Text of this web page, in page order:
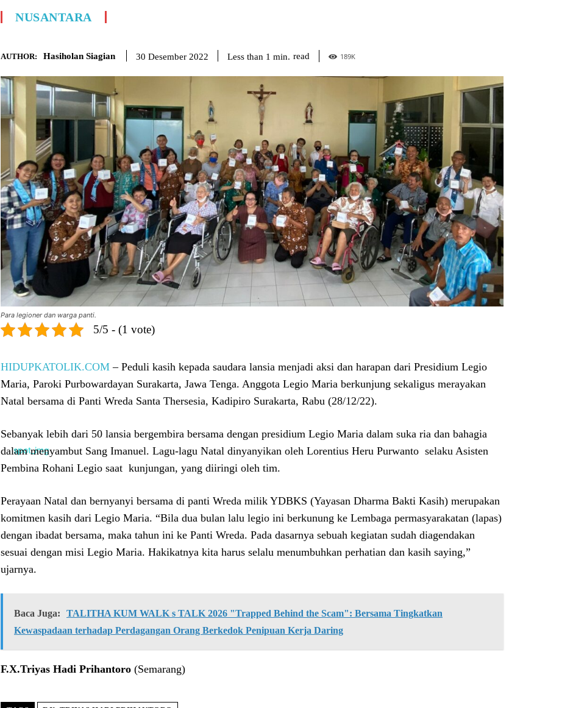
NUSANTARA
AUTHOR: Hasiholan Siagian 30 Desember 2022 Less than 1 min. read 189K
Para legioner dan warga panti.
5/5 - (1 vote)
HIDUPKATOLIK.COM – Peduli kasih kepada saudara lansia menjadi aksi dan harapan dari Presidium Legio
Maria, Paroki Purbowardayan Surakarta, Jawa Tenga. Anggota Legio Maria berkunjung sekaligus merayakan
Natal bersama di Panti Wreda Santa Thersesia, Kadipiro Surakarta, Rabu (28/12/22).
Sebanyak lebih dari 50 lansia bergembira bersama dengan presidium Legio Maria dalam suka ria dan bahagia
dalam menyambut Sang Imanuel. Lagu-lagu Natal dinyanyikan oleh Lorentius Heru Purwanto selaku Asisten
Pembina Rohani Legio saat kunjungan, yang diiringi oleh tim.
Perayaan Natal dan bernyanyi bersama di panti Wreda milik YDBKS (Yayasan Dharma Bakti Kasih) merupakan
komitmen kasih dari Legio Maria. “Bila dua bulan lalu legio ini berkunung ke Lembaga permasyarakatan (lapas)
dengan ibadat bersama, maka tahun ini ke Panti Wreda. Pada dasarnya sebuah kegiatan sudah diagendakan
sesuai dengan misi Legio Maria. Hakikatnya kita harus selalu menumbuhkan perhatian dan kasih saying,”
ujarnya.
Baca Juga:
TALITHA KUM WALK s TALK 2026 "Trapped Behind the Scam": Bersama Tingkatkan
Kewaspadaan terhadap Perdagangan Orang Berkedok Penipuan Kerja Daring
F.X.Triyas Hadi Prihantoro (Semarang)